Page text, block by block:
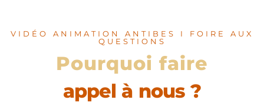
VIDÉO ANIMATION ANTIBES I FOIRE AUX
QUESTIONS
Pourquoi faire
appel à nous ?